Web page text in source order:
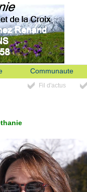
Communaute
Fil d'actus